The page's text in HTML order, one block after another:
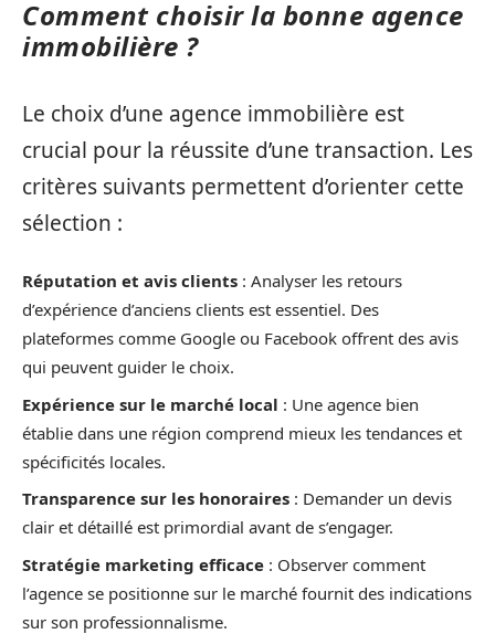
Comment choisir la bonne agence
immobilière ?
Le choix d’une agence immobilière est
crucial pour la réussite d’une transaction. Les
critères suivants permettent d’orienter cette
sélection :
Réputation et avis clients : Analyser les retours
d’expérience d’anciens clients est essentiel. Des
plateformes comme Google ou Facebook offrent des avis
qui peuvent guider le choix.
Expérience sur le marché local : Une agence bien
établie dans une région comprend mieux les tendances et
spécificités locales.
Transparence sur les honoraires : Demander un devis
clair et détaillé est primordial avant de s’engager.
Stratégie marketing efficace : Observer comment
l’agence se positionne sur le marché fournit des indications
sur son professionnalisme.